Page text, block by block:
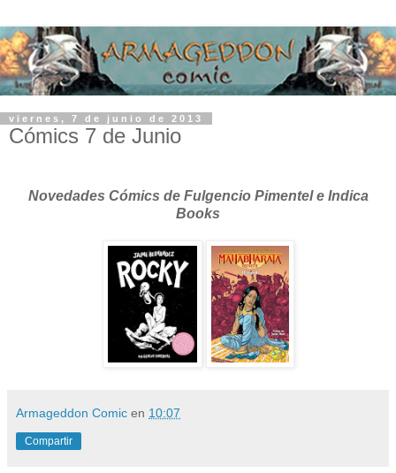
viernes, 7 de junio de 2013
Cómics 7 de Junio
Novedades Cómics de Fulgencio Pimentel e Indica
Books
Armageddon Comic en 10:07
Compartir